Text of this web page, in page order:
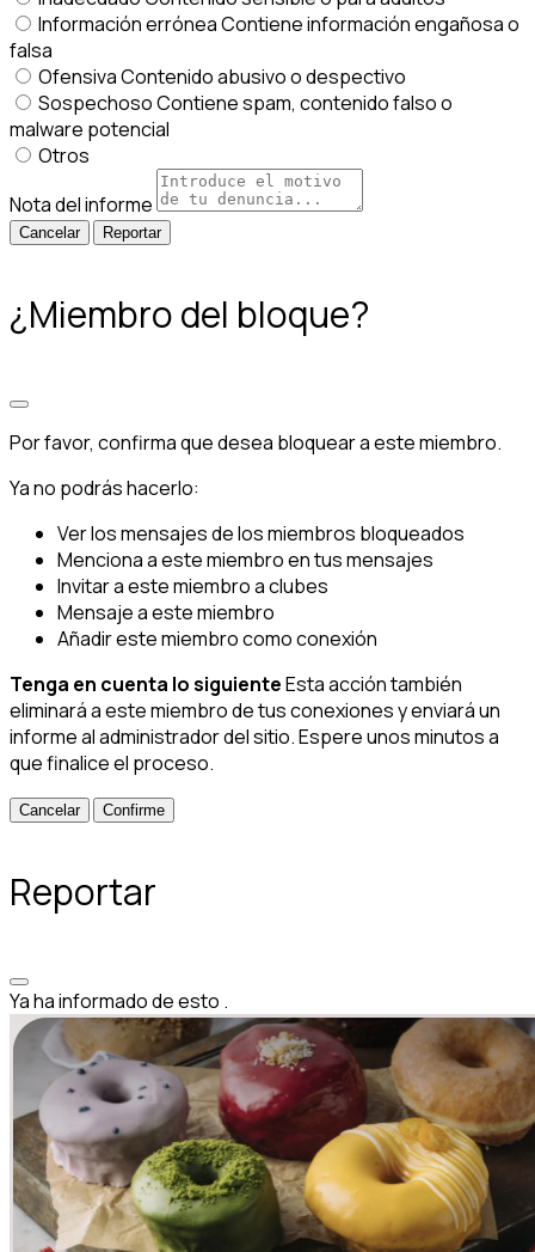
Información erróneaContiene información engañosa o
falsa
OfensivaContenido abusivo o despectivo
SospechosoContiene spam, contenido falso o
malware potencial
Otros
Nota del informe
Reportar
¿Miembro del bloque?
Por favor, confirma que desea bloquear a este miembro.
Ya no podrás hacerlo:
Ver los mensajes de los miembros bloqueados
Menciona a este miembro en tus mensajes
Invitar a este miembro a clubes
Mensaje a este miembro
Añadir este miembro como conexión
Tenga en cuenta lo siguienteEsta acción también
eliminará a este miembro de tus conexiones y enviará un
informe al administrador del sitio. Espere unos minutos a
que finalice el proceso.
Confirme
Reportar
Ya ha informado de esto .